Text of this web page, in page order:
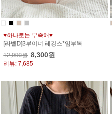
♥하나로는 부족해♥
[라벨D]3부이너 레깅스*임부복
12,900원 8,300원
리뷰: 7,685